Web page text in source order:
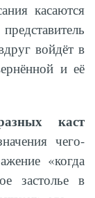
касаются
войдёт в
и её
каст
чего-
«когда
застолье в